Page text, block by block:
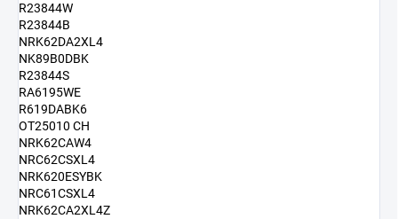
R23844W
R23844B
NRK62DA2XL4
NK89B0DBK
R23844S
RA6195WE
R619DABK6
OT25010 CH
NRK62CAW4
NRC62CSXL4
NRK620ESYBK
NRC61CSXL4
NRK62CA2XL4Z